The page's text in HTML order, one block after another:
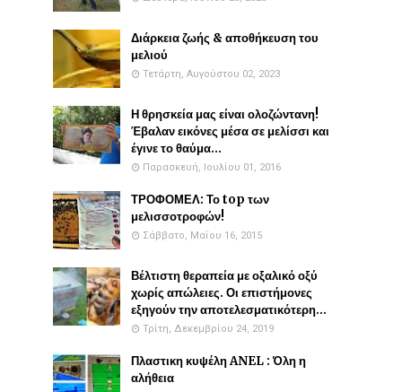
Διάρκεια ζωής & αποθήκευση του
μελιού
Τετάρτη, Αυγούστου 02, 2023
Η θρησκεία μας είναι ολοζώντανη!
Έβαλαν εικόνες μέσα σε μελίσσι και
έγινε το θαύμα...
Παρασκευή, Ιουλίου 01, 2016
ΤΡΟΦΟΜΕΛ: Το top των
μελισσοτροφών!
Σάββατο, Μαΐου 16, 2015
Βέλτιστη θεραπεία με οξαλικό οξύ
χωρίς απώλειες. Οι επιστήμονες
εξηγούν την αποτελεσματικότερη...
Τρίτη, Δεκεμβρίου 24, 2019
Πλαστικη κυψέλη ANEL : Όλη η
αλήθεια